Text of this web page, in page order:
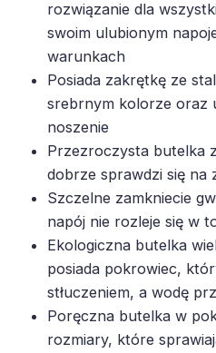
rozwiązanie dla
swoim ulubionym
warunkach
Posiada zakrętkę ze
srebrnym kolorze oraz
noszenie
Przezroczysta butelka
dobrze sprawdzi się na
Szczelne zamkniecie
napój nie rozleje się w
Ekologiczna butelka
posiada pokrowiec,
stłuczeniem, a wodę
Poręczna butelka w
rozmiary, które